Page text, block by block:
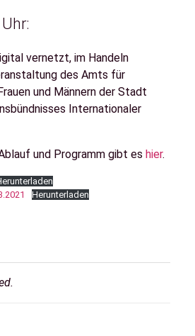
vernetzt, im Handeln
des Amts für
und Männern der Stadt
Internationaler
und Programm gibt es hier.
Herunterladen